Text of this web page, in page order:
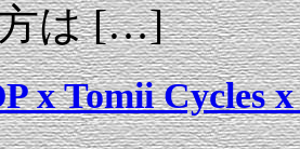
は […]
x Tomii Cycles